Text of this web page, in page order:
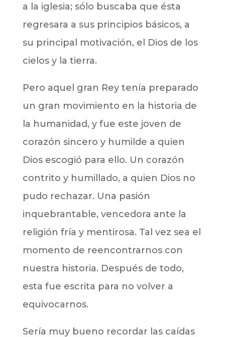
a la iglesia; sólo buscaba que ésta
regresara a sus principios básicos, a
su principal motivación, el Dios de los
cielos y la tierra.
Pero aquel gran Rey tenía preparado
un gran movimiento en la historia de
la humanidad, y fue este joven de
corazón sincero y humilde a quien
Dios escogió para ello. Un corazón
contrito y humillado, a quien Dios no
pudo rechazar. Una pasión
inquebrantable, vencedora ante la
religión fría y mentirosa. Tal vez sea el
momento de reencontrarnos con
nuestra historia. Después de todo,
esta fue escrita para no volver a
equivocarnos.
Sería muy bueno recordar las caídas